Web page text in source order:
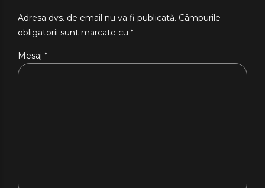
Adresa dvs. de email nu va fi publicată. Câmpurile
obligatorii sunt marcate cu *
Mesaj *